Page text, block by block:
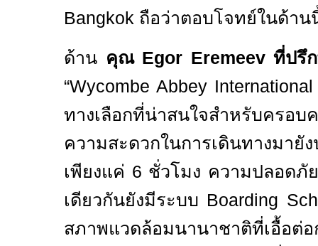
Bangkok ถือว่าตอบโจทย์ในด้าน
ด้าน คุณEgor Eremeevที่ปรึ
“Wycombe Abbey
ทางเลือกที่น่าสนใจสำหรับคร
ความสะดวกในการเดินทางมายั
เพียงแค่ 6 ชั่วโมง ความปลอด
เดียวกันยังมีระบบ Boarding
สภาพแวดล้อมนานาชาติที่เอื้อต่